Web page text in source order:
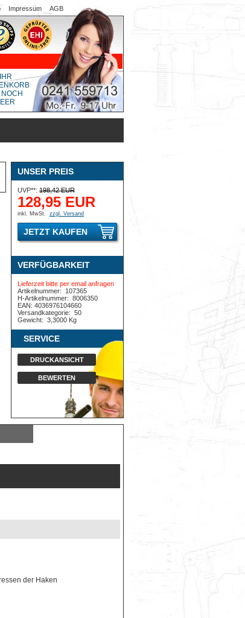
Impressum AGB
IHR
NOCH
UNSER PREIS
UVP**: 198,42 EUR
128,95 EUR
inkl. MwSt. zzgl. Versand
JETZT KAUFEN
VERFÜGBARKEIT
Lieferzeit bitte per email anfragen
Artikelnummer:
107365
H-Artikelnummer: 8006350
EAN: 4036976104660
Versandkategorie: 50
Gewicht: 3,3000 Kg
SERVICE
DRUCKANSICHT
BEWERTEN
der Haken